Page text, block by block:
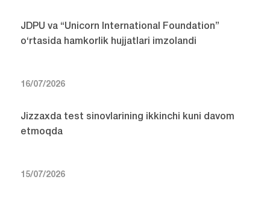
JDPU va “Unicorn International Foundation”
o‘rtasida hamkorlik hujjatlari imzolandi
16/07/2026
Jizzaxda test sinovlarining ikkinchi kuni davom
etmoqda
15/07/2026